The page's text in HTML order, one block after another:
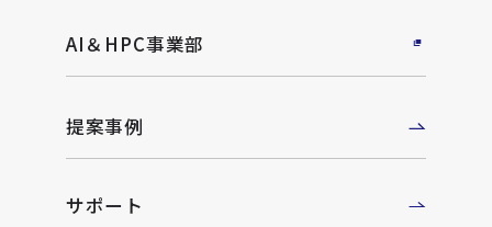
AI＆HPC事業部
提案事例
サポート